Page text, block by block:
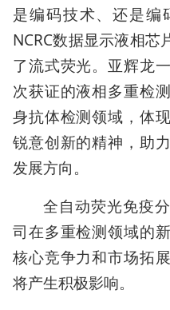
是编码技术、还是编
NCRC数据显示液相芯
了流式荧光。亚辉龙
次获证的液相多重检
身抗体检测领域，体
锐意创新的精神，助
发展方向。
全自动荧光免疫
司在多重检测领域的
核心竞争力和市场拓
将产生积极影响。